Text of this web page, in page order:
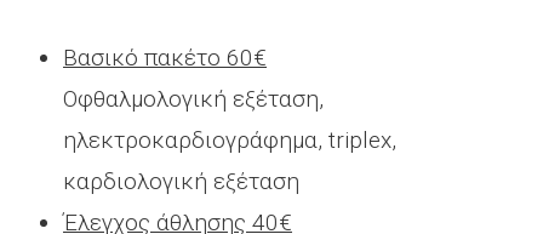
Βασικό πακέτο 60€
Οφθαλμολογική εξέταση,
ηλεκτροκαρδιογράφημα, triplex,
καρδιολογική εξέταση
Έλεγχος άθλησης 40€